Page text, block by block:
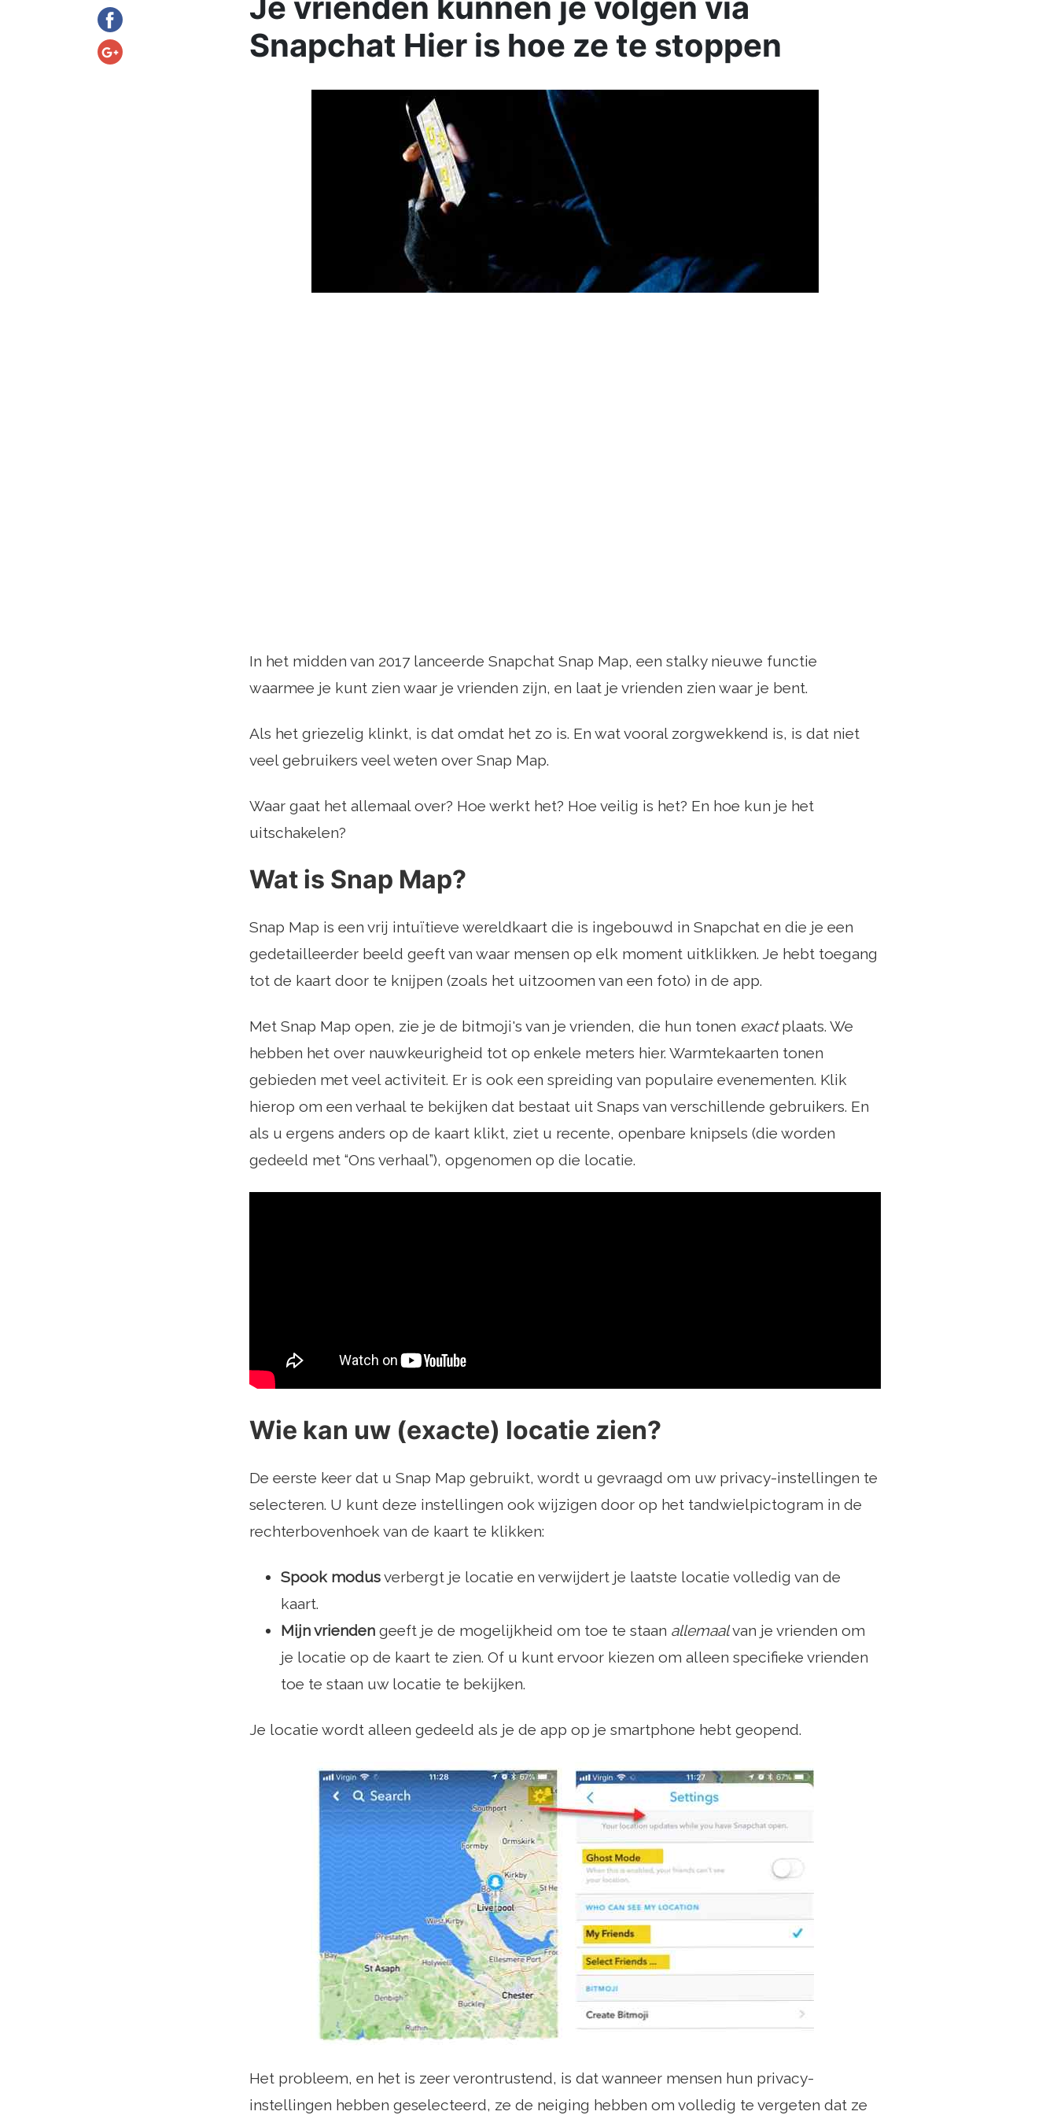
Snapchat Hier is hoe ze te stoppen
In het midden van 2017 lanceerde Snapchat Snap Map, een stalky nieuwe functie
waarmee je kunt zien waar je vrienden zijn, en laat je vrienden zien waar je bent.
Als het griezelig klinkt, is dat omdat het zo is. En wat vooral zorgwekkend is, is dat niet
veel gebruikers veel weten over Snap Map.
Waar gaat het allemaal over? Hoe werkt het? Hoe veilig is het? En hoe kun je het
uitschakelen?
Wat is Snap Map?
Snap Map is een vrij intuïtieve wereldkaart die is ingebouwd in Snapchat en die je een
gedetailleerder beeld geeft van waar mensen op elk moment uitklikken. Je hebt toegang
tot de kaart door te knijpen (zoals het uitzoomen van een foto) in de app.
Met Snap Map open, zie je de bitmoji's van je vrienden, die hun tonen exactplaats. We
hebben het over nauwkeurigheid tot op enkele meters hier. Warmtekaarten tonen
gebieden met veel activiteit. Er is ook een spreiding van populaire evenementen. Klik
hierop om een ​​verhaal te bekijken dat bestaat uit Snaps van verschillende gebruikers. En
als u ergens anders op de kaart klikt, ziet u recente, openbare knipsels (die worden
gedeeld met “Ons verhaal”), opgenomen op die locatie.
Wie kan uw (exacte) locatie zien?
De eerste keer dat u Snap Map gebruikt, wordt u gevraagd om uw privacy-instellingen te
selecteren. U kunt deze instellingen ook wijzigen door op het tandwielpictogram in de
rechterbovenhoek van de kaart te klikken:
Spook modusverbergt je locatie en verwijdert je laatste locatie volledig van de
kaart.
Mijn vrienden geeft je de mogelijkheid om toe te staan allemaalvan je vrienden om
je locatie op de kaart te zien. Of u kunt ervoor kiezen om alleen specifieke vrienden
toe te staan ​​uw locatie te bekijken.
Je locatie wordt alleen gedeeld als je de app op je smartphone hebt geopend.
Het probleem, en het is zeer verontrustend, is dat wanneer mensen hun privacy-
instellingen hebben geselecteerd, ze de neiging hebben om volledig te vergeten dat ze